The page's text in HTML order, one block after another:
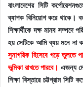
বাংলাদেশের সিটি
ব্যাপক বিনিয়োগ করে থাকে।
শিক্ষার্থীকে দক্ষ মানব
হয় সেটিকে আমি ব্যয় মনে না
সুনাগরিক হিসেবে গড়ে তুলতে
ভূমিকা রাখতে পারবে। এজন্য
শিক্ষা বিস্তারে চট্টগ্রাম